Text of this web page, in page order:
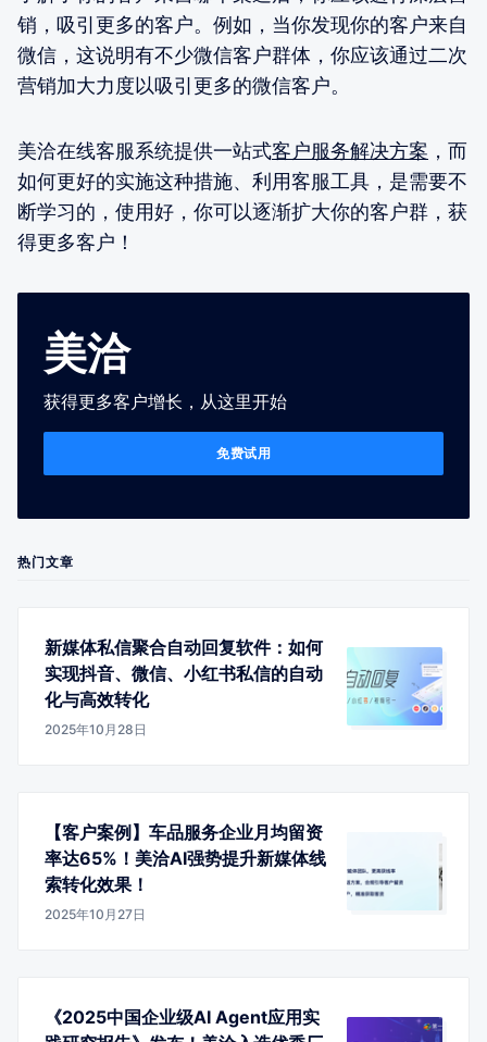
销，吸引更多的客户。例如，当你发现你的客户来自
微信，这说明有不少微信客户群体，你应该通过二次
营销加大力度以吸引更多的微信客户。
美洽在线客服系统提供一站式客户服务解决方案 ，而
如何更好的实施这种措施、利用客服工具，是需要不
断学习的，使用好，你可以逐渐扩大你的客户群，获
得更多客户！
美洽
获得更多客户增长，从这里开始
免费试用
热门文章
新媒体私信聚合自动回复软件：如何
实现抖音、微信、小红书私信的自动
化与高效转化
2025年10月28日
【客户案例】车品服务企业月均留资
率达65%！美洽AI强势提升新媒体线
索转化效果！
2025年10月27日
《2025中国企业级AI Agent应用实